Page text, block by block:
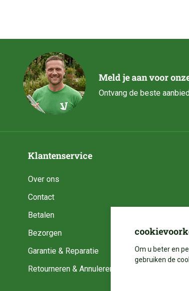
Meld je aan voor
Ontvang de beste
Klantenservice
Over ons
Contact
Betalen
Bezorgen
Garantie & Reparatie
Retourneren & Annuleren
Om u beter en
gebruiken de